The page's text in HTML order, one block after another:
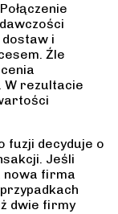
dostaw i
Źle
W rezultacie
fuzji decyduje o
Jeśli
nowa firma
dwie firmy